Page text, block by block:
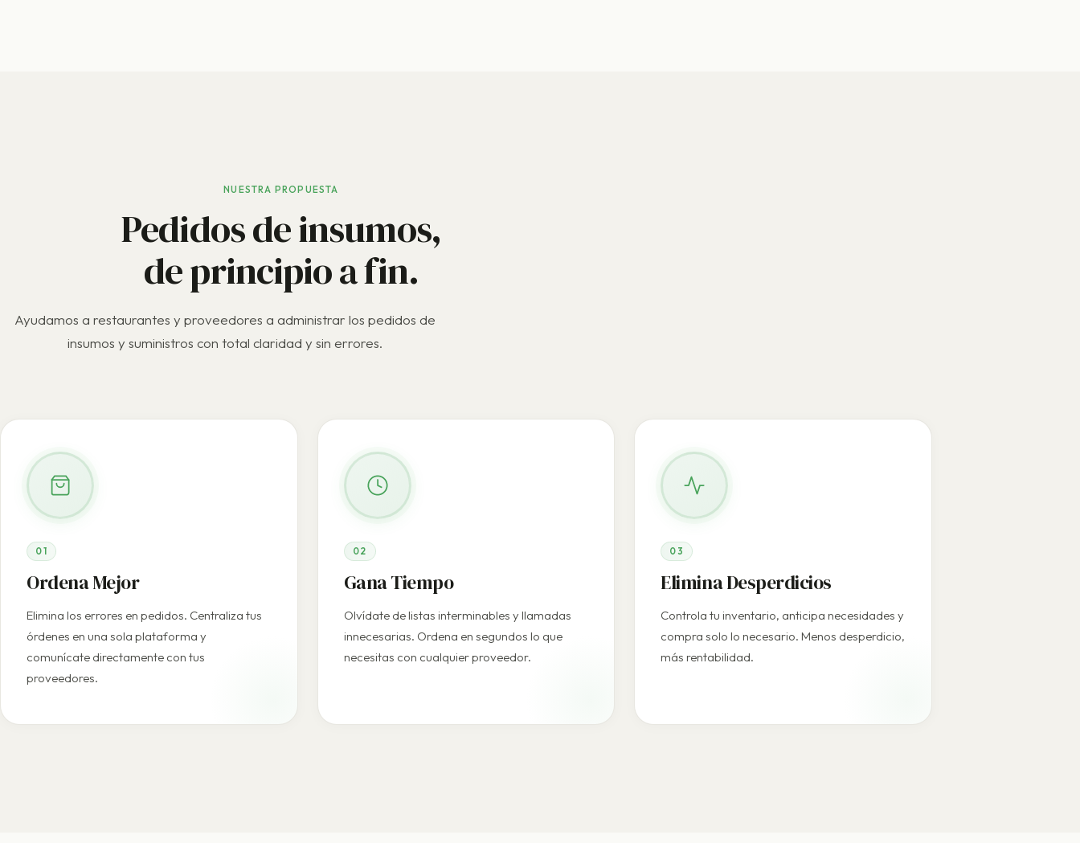
NUESTRA PROPUESTA
Pedidos de insumos,
de principio a fin.
Ayudamos a restaurantes y proveedores a administrar los pedidos de
insumos y suministros con total claridad y sin errores.
01
Ordena Mejor
Elimina los errores en pedidos. Centraliza tus
órdenes en una sola plataforma y
comunícate directamente con tus
proveedores.
02
Gana Tiempo
Olvídate de listas interminables y llamadas
innecesarias. Ordena en segundos lo que
necesitas con cualquier proveedor.
03
Elimina Desperdicios
Controla tu inventario, anticipa necesidades y
compra solo lo necesario. Menos desperdicio,
más rentabilidad.